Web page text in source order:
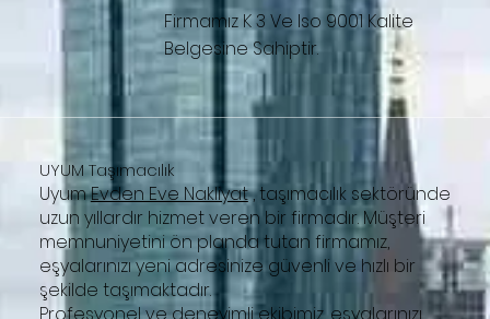
Firmamız K 3 Ve Iso 9001 Kalite
Belgesine Sahiptir.
UYUM Taşımacılık
UyumEvden Eve Nakliyat, taşımacılık sektöründe
uzun yıllardır hizmet veren bir firmadır. Müşteri
memnuniyetini ön planda tutan firmamız,
eşyalarınızı yeni adresinize güvenli ve hızlı bir
şekilde taşımaktadır.